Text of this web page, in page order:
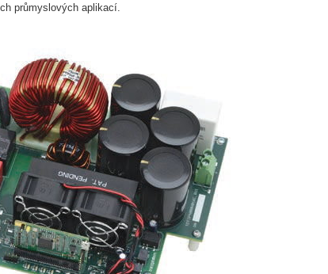
průmyslových aplikací.